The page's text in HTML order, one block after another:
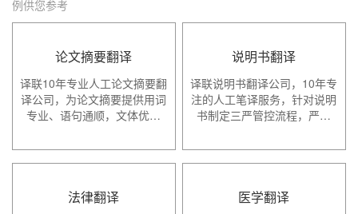
例供您参考
论文摘要翻译
译联10年专业人工论文摘要翻
译公司，为论文摘要提供用词
专业、语句通顺，文体优…
说明书翻译
译联说明书翻译公司，10年专
注的人工笔译服务，针对说明
书制定三严管控流程，严…
法律翻译 医学翻译